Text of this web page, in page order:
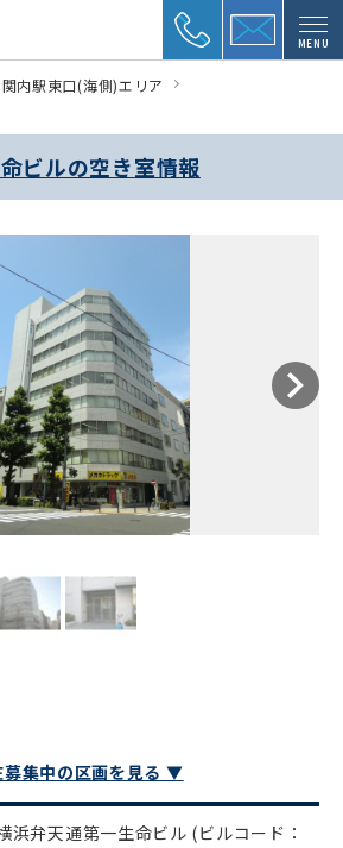
MENU
関内駅東口(海側)エリア
ビルの空き室情報
募集中の区画を見る ▼
浜弁天通第一生命ビル (ビルコード：